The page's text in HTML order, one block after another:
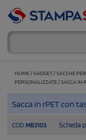
HOME /GADGET /SACCHE
PERSONALIZZATE /SACCA IN
Sacca in rPET con
COD. MB3103 Scheda